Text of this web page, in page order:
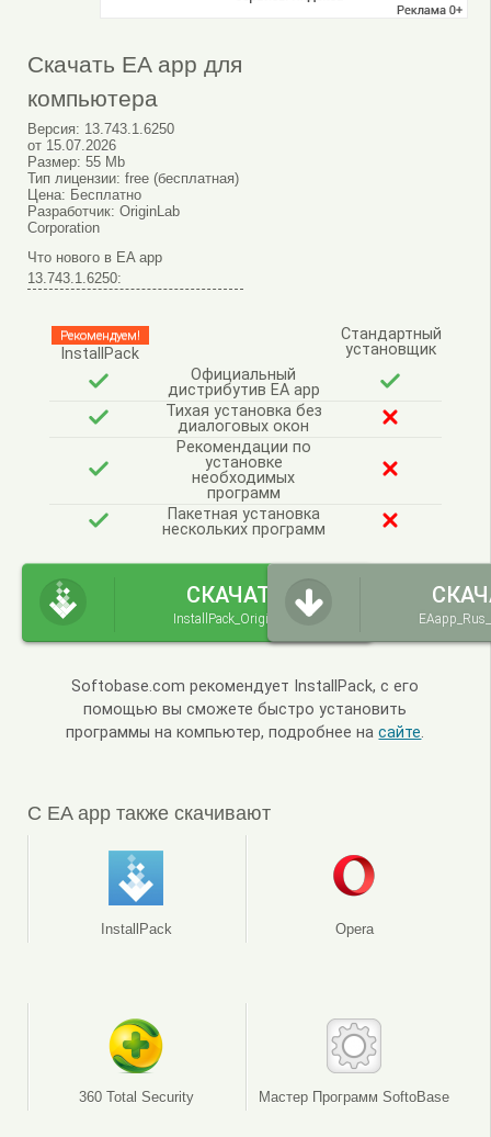
Скачать EA app для
компьютера
Версия: 13.743.1.6250
от 15.07.2026
Размер: 55 Mb
Тип лицензии: free (бесплатная)
Цена: Бесплатно
Разработчик: OriginLab
Corporation
Что нового в EA app
13.743.1.6250:
Рекомендуем!
InstallPack
Стандартный
установщик
Официальный
дистрибутив EA app
Тихая установка без
диалоговых окон
Рекомендации по
установке
необходимых
программ
Пакетная установка
нескольких программ
СКАЧАТЬ
InstallPack_Origin.exe
Softobase.com рекомендует InstallPack, с его
помощью вы сможете быстро установить
программы на компьютер, подробнее насайте.
С EA app также скачивают
InstallPack Opera
360 Total Security Мастер Программ SoftoBase